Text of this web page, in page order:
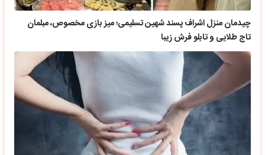
چیدمان منزل اشراف پسند شهین تسلیمی؛ میز بازی مخصوص، مبلمان
تاج طلایی و تابلو فرش زیبا